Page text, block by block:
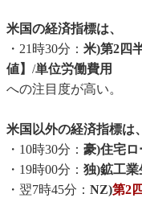
米国の経済指標は、
・21時30分： 米)第2四
値】 /単位労働費用
への注目度が高い。
米国以外の経済指標は、
・10時30分： 豪)住宅ロ
・19時00分： 独)鉱工業
・翌7時45分： NZ)第2